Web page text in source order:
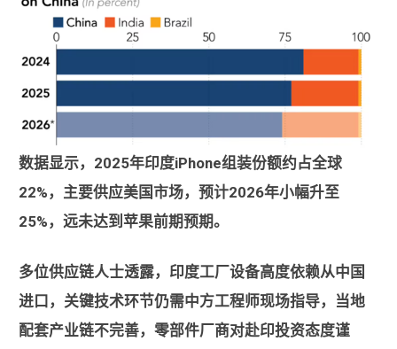
数据显示，2025年印度iPhone组装份额约占全球
22%，主要供应美国市场，预计2026年小幅升至
25%，远未达到苹果前期预期。
多位供应链人士透露，印度工厂设备高度依赖从中国
进口，关键技术环节仍需中方工程师现场指导，当地
配套产业链不完善，零部件厂商对赴印投资态度谨